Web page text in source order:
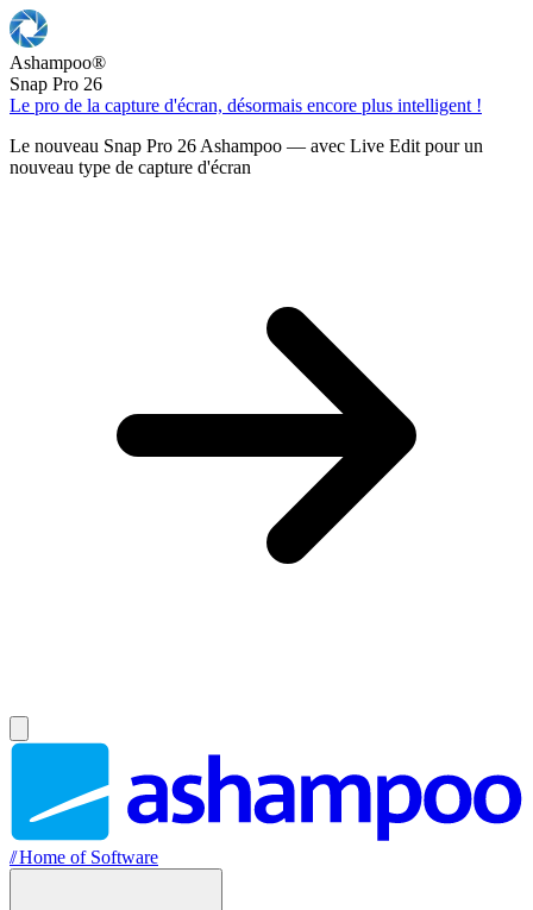
Ashampoo®
Snap Pro 26
Le pro de la capture d'écran, désormais encore plus intelligent !
Le nouveau Snap Pro 26 Ashampoo — avec Live Edit pour un
nouveau type de capture d'écran
//Home of Software